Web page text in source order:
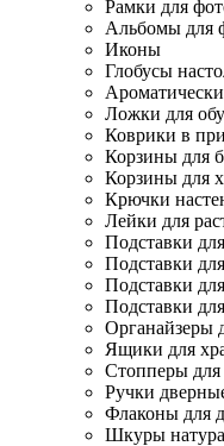
Рамки для
Альбомы для
Иконы
Глобусы
Ложки для
Коврики в
Корзины для
Корзины для
Крючки
Лейки для
Подставки
Подставки
Подставки
Подставки
Органайзеры
Ящики для
Стопперы для
Ручки
Флаконы для
Шкуры